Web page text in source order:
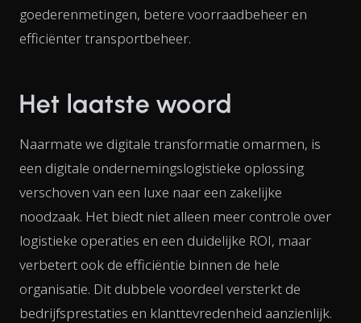
goederenmetingen, betere voorraadbeheer en
efficiënter transportbeheer.
Het laatste woord
Naarmate we digitale transformatie omarmen, is
een digitale ondernemingslogistieke oplossing
verschoven van een luxe naar een zakelijke
noodzaak. Het biedt niet alleen meer controle over
logistieke operaties en een duidelijke ROI, maar
verbetert ook de efficiëntie binnen de hele
organisatie. Dit dubbele voordeel versterkt de
bedrijfsprestaties en klanttevredenheid aanzienlijk.